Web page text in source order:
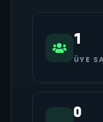
1
ÜYE
0